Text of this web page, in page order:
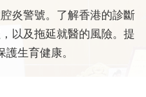
炎警號。了解香港的診斷
以及拖延就醫的風險。提
生育健康。